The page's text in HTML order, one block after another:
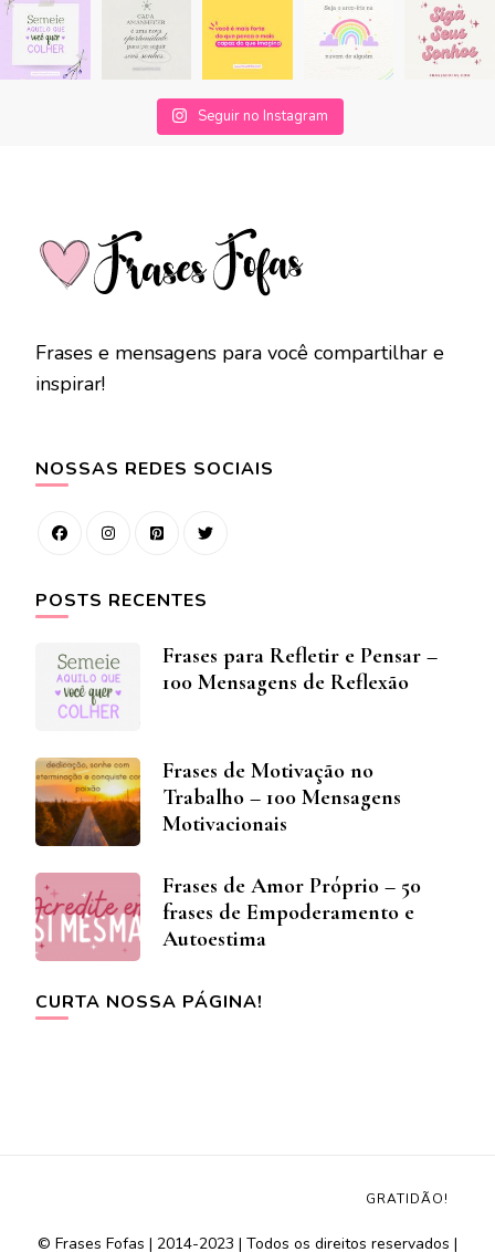
Seguir no Instagram
Frases e mensagens para você compartilhar e
inspirar!
NOSSAS REDES SOCIAIS
POSTS RECENTES
Frases para Refletir e Pensar –
100 Mensagens de Reflexão
Frases de Motivação no
Trabalho – 100 Mensagens
Motivacionais
Frases de Amor Próprio – 50
frases de Empoderamento e
Autoestima
CURTA NOSSA PÁGINA!
© Frases Fofas | 2014-2023 | Todos os direitos reservados |
GRATIDÃO!